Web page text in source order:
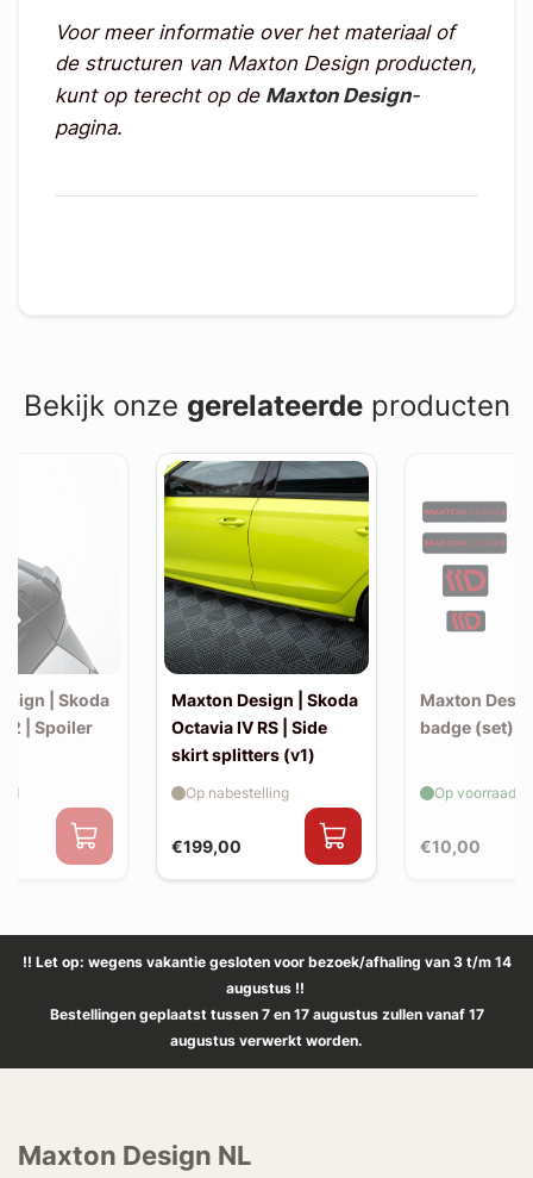
Voor meer informatie over het materiaal of
de structuren van Maxton Design producten,
kunt op terecht op de Maxton Design-
pagina.
Bekijk onze gerelateerdeproducten
| Skoda
| Spoiler
Maxton Design | Skoda
Octavia IV RS | Side
skirt splitters (v1)
€199,00
Op nabestelling
Maxton
badge (set)
€10,00
Op voorraad
!! Let op: wegens vakantie gesloten voor bezoek/afhaling van 3 t/m 14
augustus !!
Bestellingen geplaatst tussen 7 en 17 augustus zullen vanaf 17
augustus verwerkt worden.
Maxton Design NL